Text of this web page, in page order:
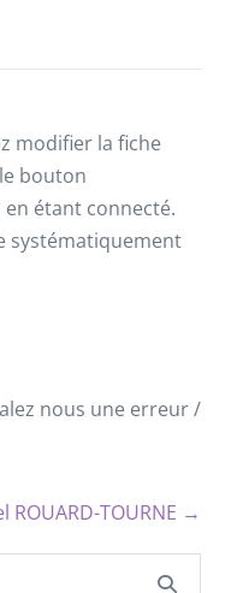
modifier la fiche
bouton
étant connecté.
systématiquement
nous une erreur /
ROUARD-TOURNE →